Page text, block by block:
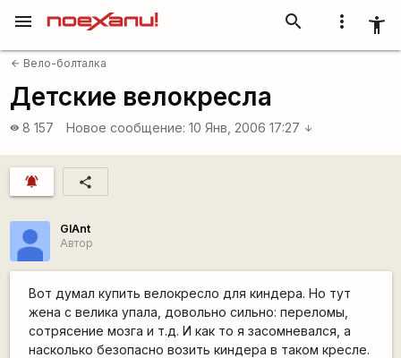
more_vert accessibility_new
search
menu
arrow_back Вело-болталка
Детские велокресла
visibility 8 157 Новое сообщение: 10 Янв, 2006 17:27 arrow_downward
notifications_active share
GIAnt
Автор
Вот думал купить велокресло для киндера. Но тут
жена с велика упала, довольно сильно: переломы,
сотрясение мозга и т.д. И как то я засомневался, а
насколько безопасно возить киндера в таком кресле.